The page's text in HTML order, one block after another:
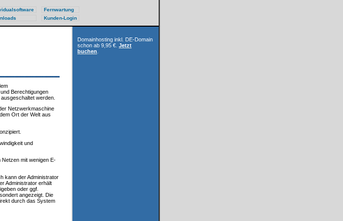
Fernwartung
Kunden-Login
Berechtigungen
werden.
Netzwerkmaschine
Ort der Welt aus
und
Netzen mit wenigen E-
kann der Administrator
Administrator erhält
oder ggf.
angezeigt. Die
durch das System
Domainhosting inkl. DE-Domain
schon ab 9,95 €.Jetzt
buchen.